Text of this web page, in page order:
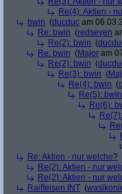
Re(4): Aktien -
bwin (ducduc am
Re: bwin (redseven
Re(2): bwin (
Re: bwin (Major am
Re(2): bwin (
Re(3): bwin (
Re(4): bwin (
Re(5): bwin
Re(6):
Re: Aktien - nur welche?
Re(2): Aktien - nur
Re(2): Aktien - nur
Raiffeisen INT (